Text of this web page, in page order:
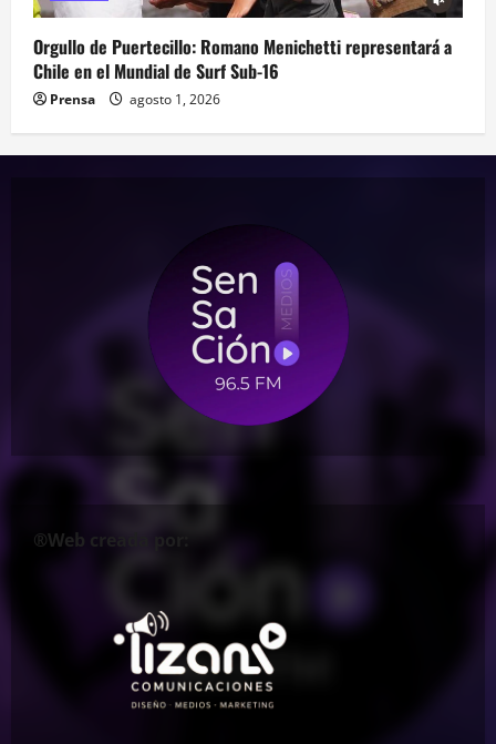
Orgullo de Puertecillo: Romano Menichetti representará a
Chile en el Mundial de Surf Sub-16
Prensa agosto 1, 2026
®Web creada por: